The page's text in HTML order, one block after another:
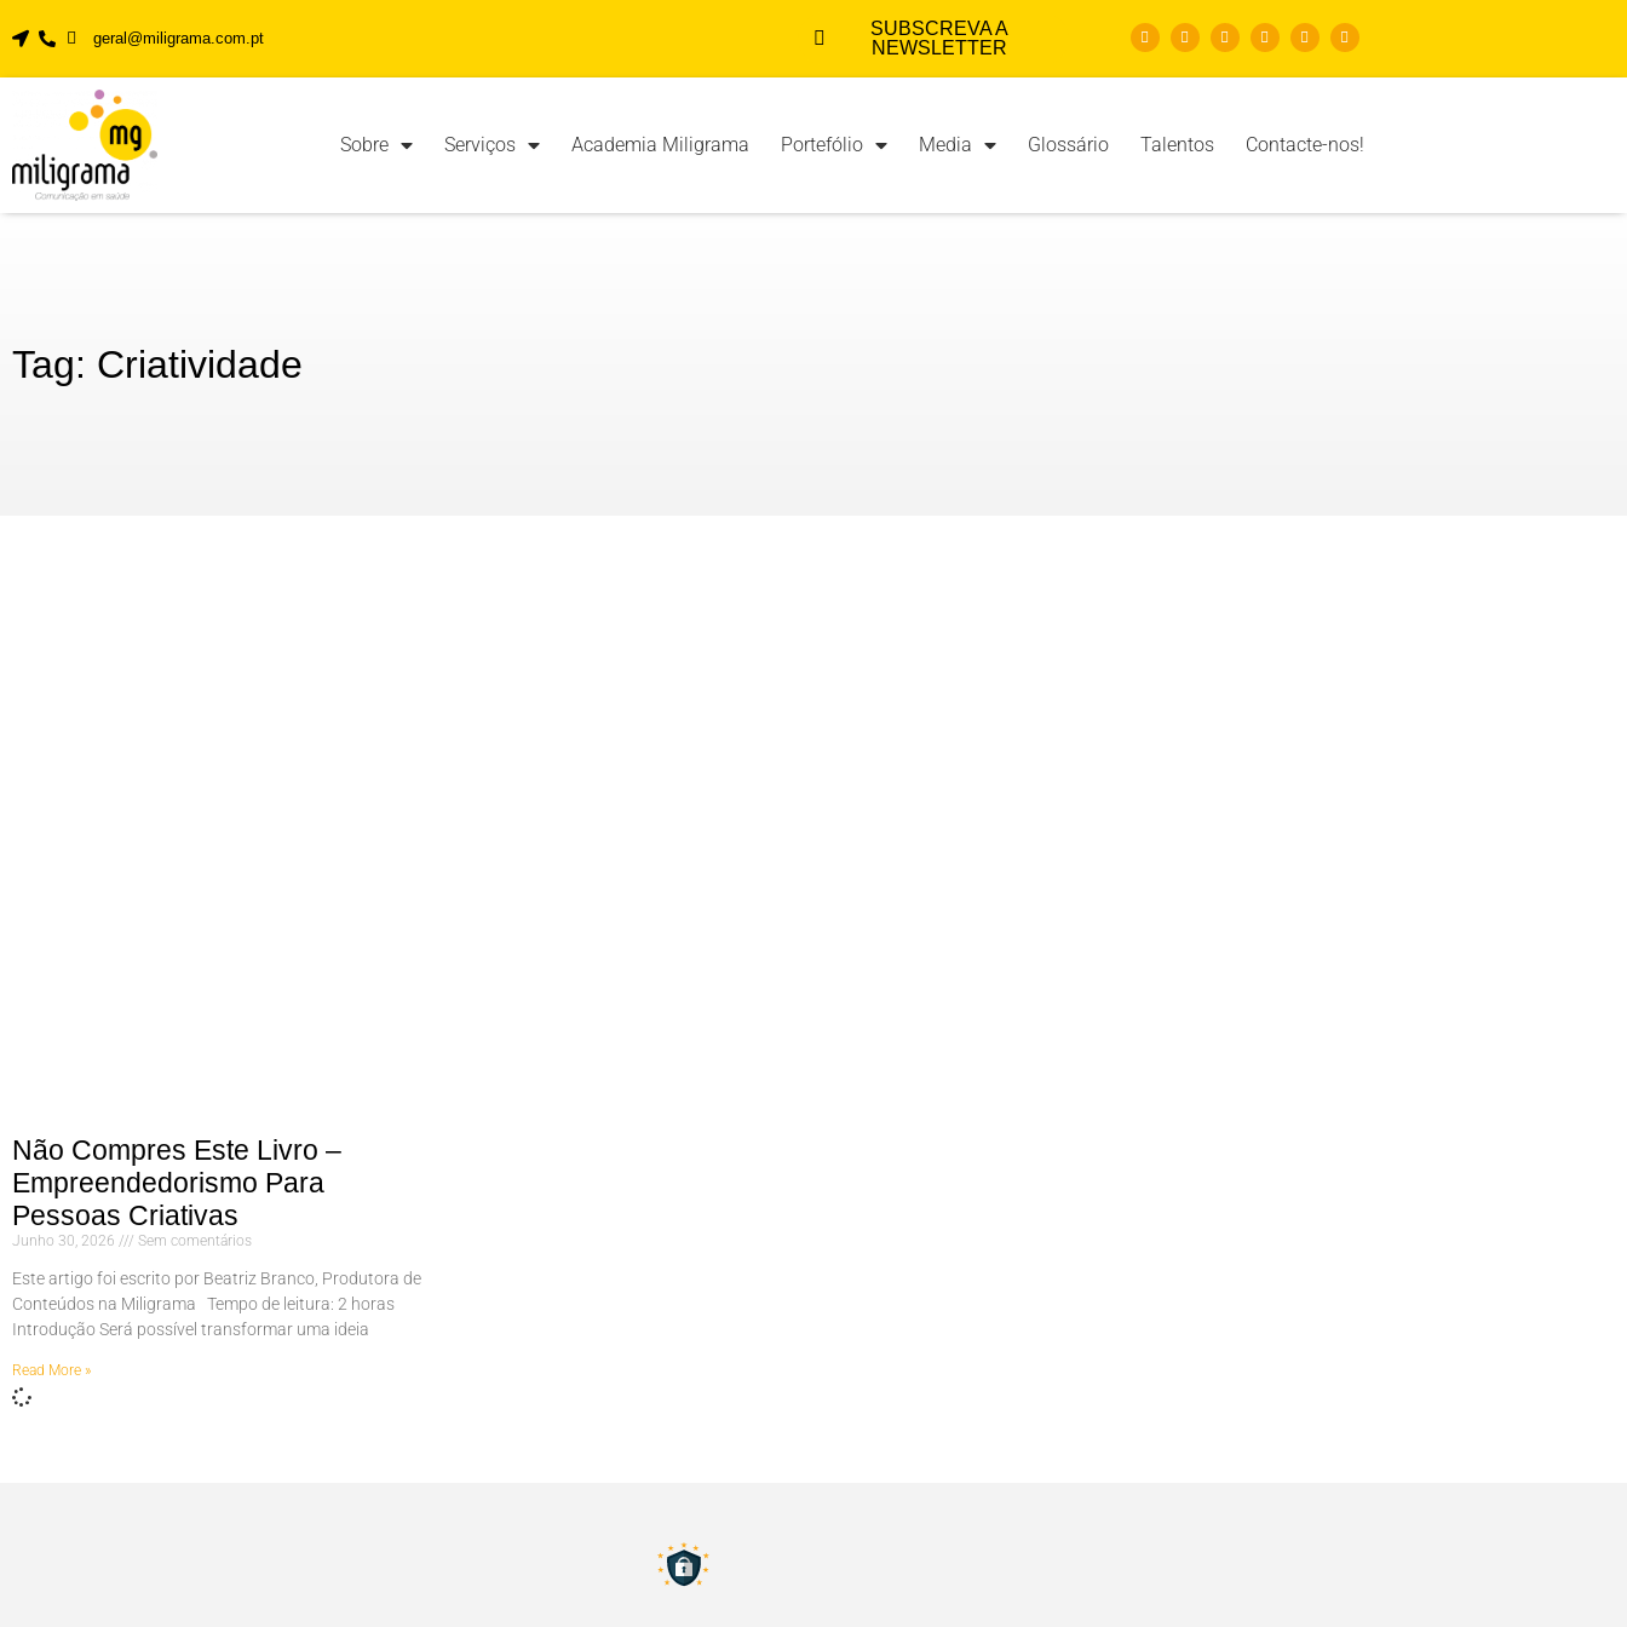
geral@miligrama.com.pt
SUBSCREVA A
NEWSLETTER
Sobre Serviços Academia Miligrama Portefólio Media Glossário Talentos Contacte-nos!
Tag: Criatividade
Não Compres Este Livro –
Empreendedorismo Para
Pessoas Criativas
Junho 30, 2026 Sem comentários
Este artigo foi escrito por Beatriz Branco, Produtora de
Conteúdos na Miligrama Tempo de leitura: 2 horas
Introdução Será possível transformar uma ideia
Read More »